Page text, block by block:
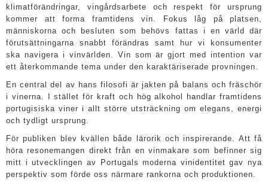
klimatförändringar, vingårdsarbete och respekt för ursprung
kommer att forma framtidens vin. Fokus låg på platsen,
människorna och besluten som behövs fattas i en värld där
förutsättningarna snabbt förändras samt hur vi konsumenter
ska navigera i vinvärlden. Vin som är gjort med intention var
ett återkommande tema under den karaktäriserade provningen.
En central del av hans filosofi är jakten på balans och fräschör
i vinerna. I stället för kraft och hög alkohol handlar framtidens
portugisiska viner i allt större utsträckning om elegans, energi
och tydligt ursprung.
För publiken blev kvällen både lärorik och inspirerande. Att få
höra resonemangen direkt från en vinmakare som befinner sig
mitt i utvecklingen av Portugals moderna vinidentitet gav nya
perspektiv som förde oss närmare rankorna och produktionen.